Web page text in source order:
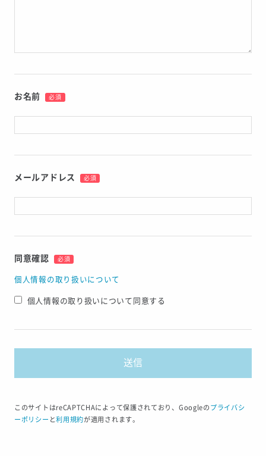
お名前 必須
メールアドレス 必須
同意確認 必須
個人情報の取り扱いについて
個人情報の取り扱いについて同意する
このサイトはreCAPTCHAによって保護されており、Googleの プライバシ
ーポリシー と利用規約が適用されます。